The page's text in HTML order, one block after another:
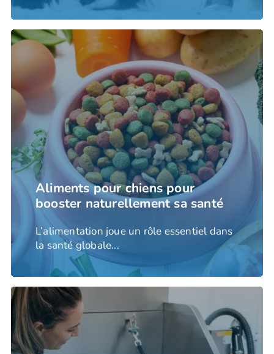
Aliments pour chiens pour
booster naturellement sa santé
L’alimentation joue un rôle essentiel dans
la santé globale...